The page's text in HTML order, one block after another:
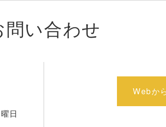
問い合わせ
日
Webか